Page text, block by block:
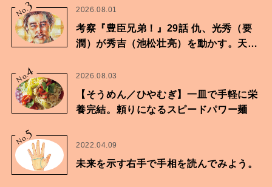
No.
3 2026.08.01
考察『豊臣兄弟！』29話 仇、光秀（要
潤）が秀吉（池松壮亮）を動かす。天下
No.
4 2026.08.03
【そうめん／ひやむぎ】一皿で手軽に栄
養完結。頼りになるスピードパワー麺
No.5
2022.04.09
未来を示す右手で手相を読んでみよう。